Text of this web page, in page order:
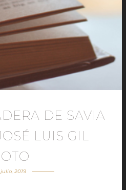
DE SAVIA
LUIS GIL
2019